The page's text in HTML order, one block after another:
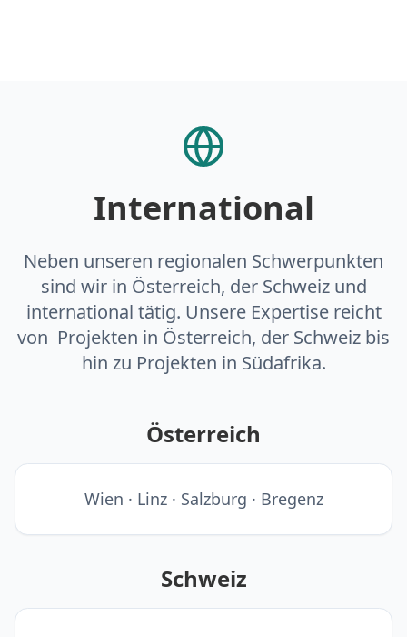
International
Neben unseren regionalen Schwerpunkten
sind wir in Österreich, der Schweiz und
international tätig. Unsere Expertise reicht
von Projekten in Österreich, der Schweiz bis
hin zu Projekten in Südafrika.
Österreich
Wien · Linz · Salzburg · Bregenz
Schweiz